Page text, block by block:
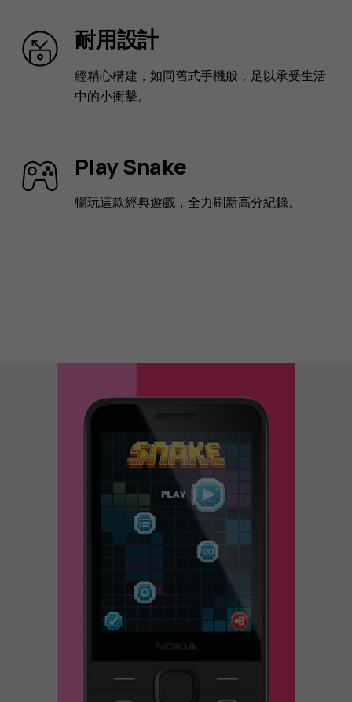
耐用設計
經精心構建，如同舊式手機般，足以承受生活
中的小衝擊。
Play Snake
暢玩這款經典遊戲，全力刷新高分紀錄。